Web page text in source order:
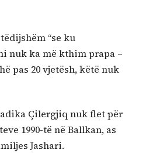
“se ku
nuk ka më kthim prapa –
pas 20 vjetësh, këtë nuk
Çilergjiq nuk flet për
1990-të në Ballkan, as
Jashari.